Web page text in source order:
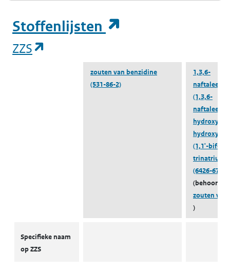
Stoffenlijsten
ZZS
zouten van benzidine
(531-86-2)
1,3,6-
(1,3,6-
hydroxy-7-
hydroxy-1-
(1,1'-
(6426-67-1)
(behoort
zouten van
)
Specifieke naam
op ZZS